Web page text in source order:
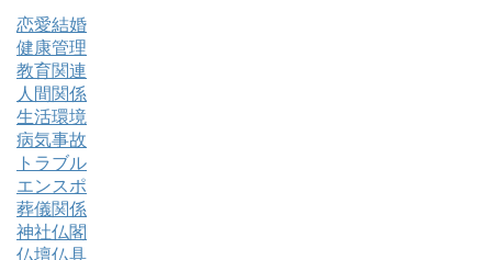
恋愛結婚
健康管理
教育関連
人間関係
生活環境
病気事故
トラブル
エンスポ
葬儀関係
神社仏閣
仏壇仏具